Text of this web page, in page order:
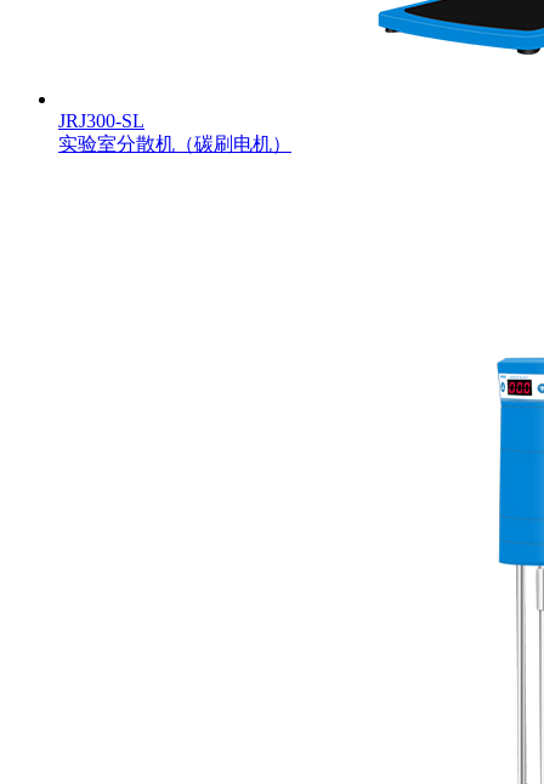
JRJ300-SL
实验室分散机（碳刷电机）